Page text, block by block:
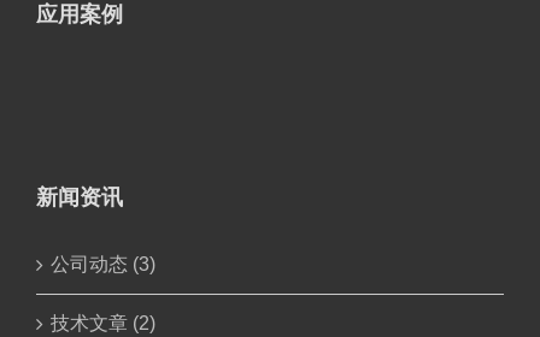
应用案例
新闻资讯
公司动态 (3)
技术文章 (2)